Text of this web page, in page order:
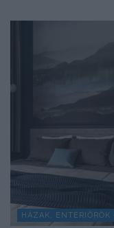
HÁZAK,